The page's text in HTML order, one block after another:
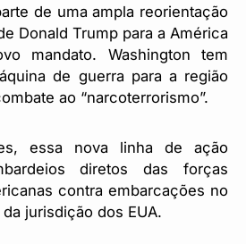
de uma ampla reorientação
Donald Trump para a América
mandato. Washington tem
de guerra para a região
ao “narcoterrorismo”.
essa nova linha de ação
diretos das forças
contra embarcações no
jurisdição dos EUA.